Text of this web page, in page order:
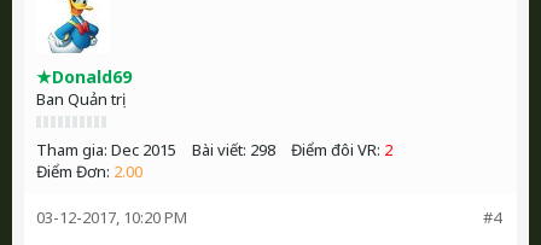
★Donald69
Ban Quản trị
Tham gia: Dec 2015 Bài viết: 298 Điểm đôi VR: 2
Điểm Đơn: 2.00
#4
03-12-2017, 10:20 PM